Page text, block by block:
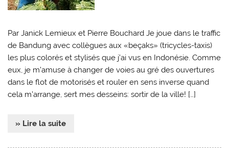
Par Janick Lemieux et Pierre Bouchard Je joue dans le traffic
de Bandung avec collègues aux «beçaks» (tricycles-taxis)
les plus colorés et stylisés que j’ai vus en Indonésie. Comme
eux, je m’amuse à changer de voies au gré des ouvertures
dans le flot de motorisés et rouler en sens inverse quand
cela m’arrange, sert mes desseins: sortir de la ville! […]
» Lire la suite